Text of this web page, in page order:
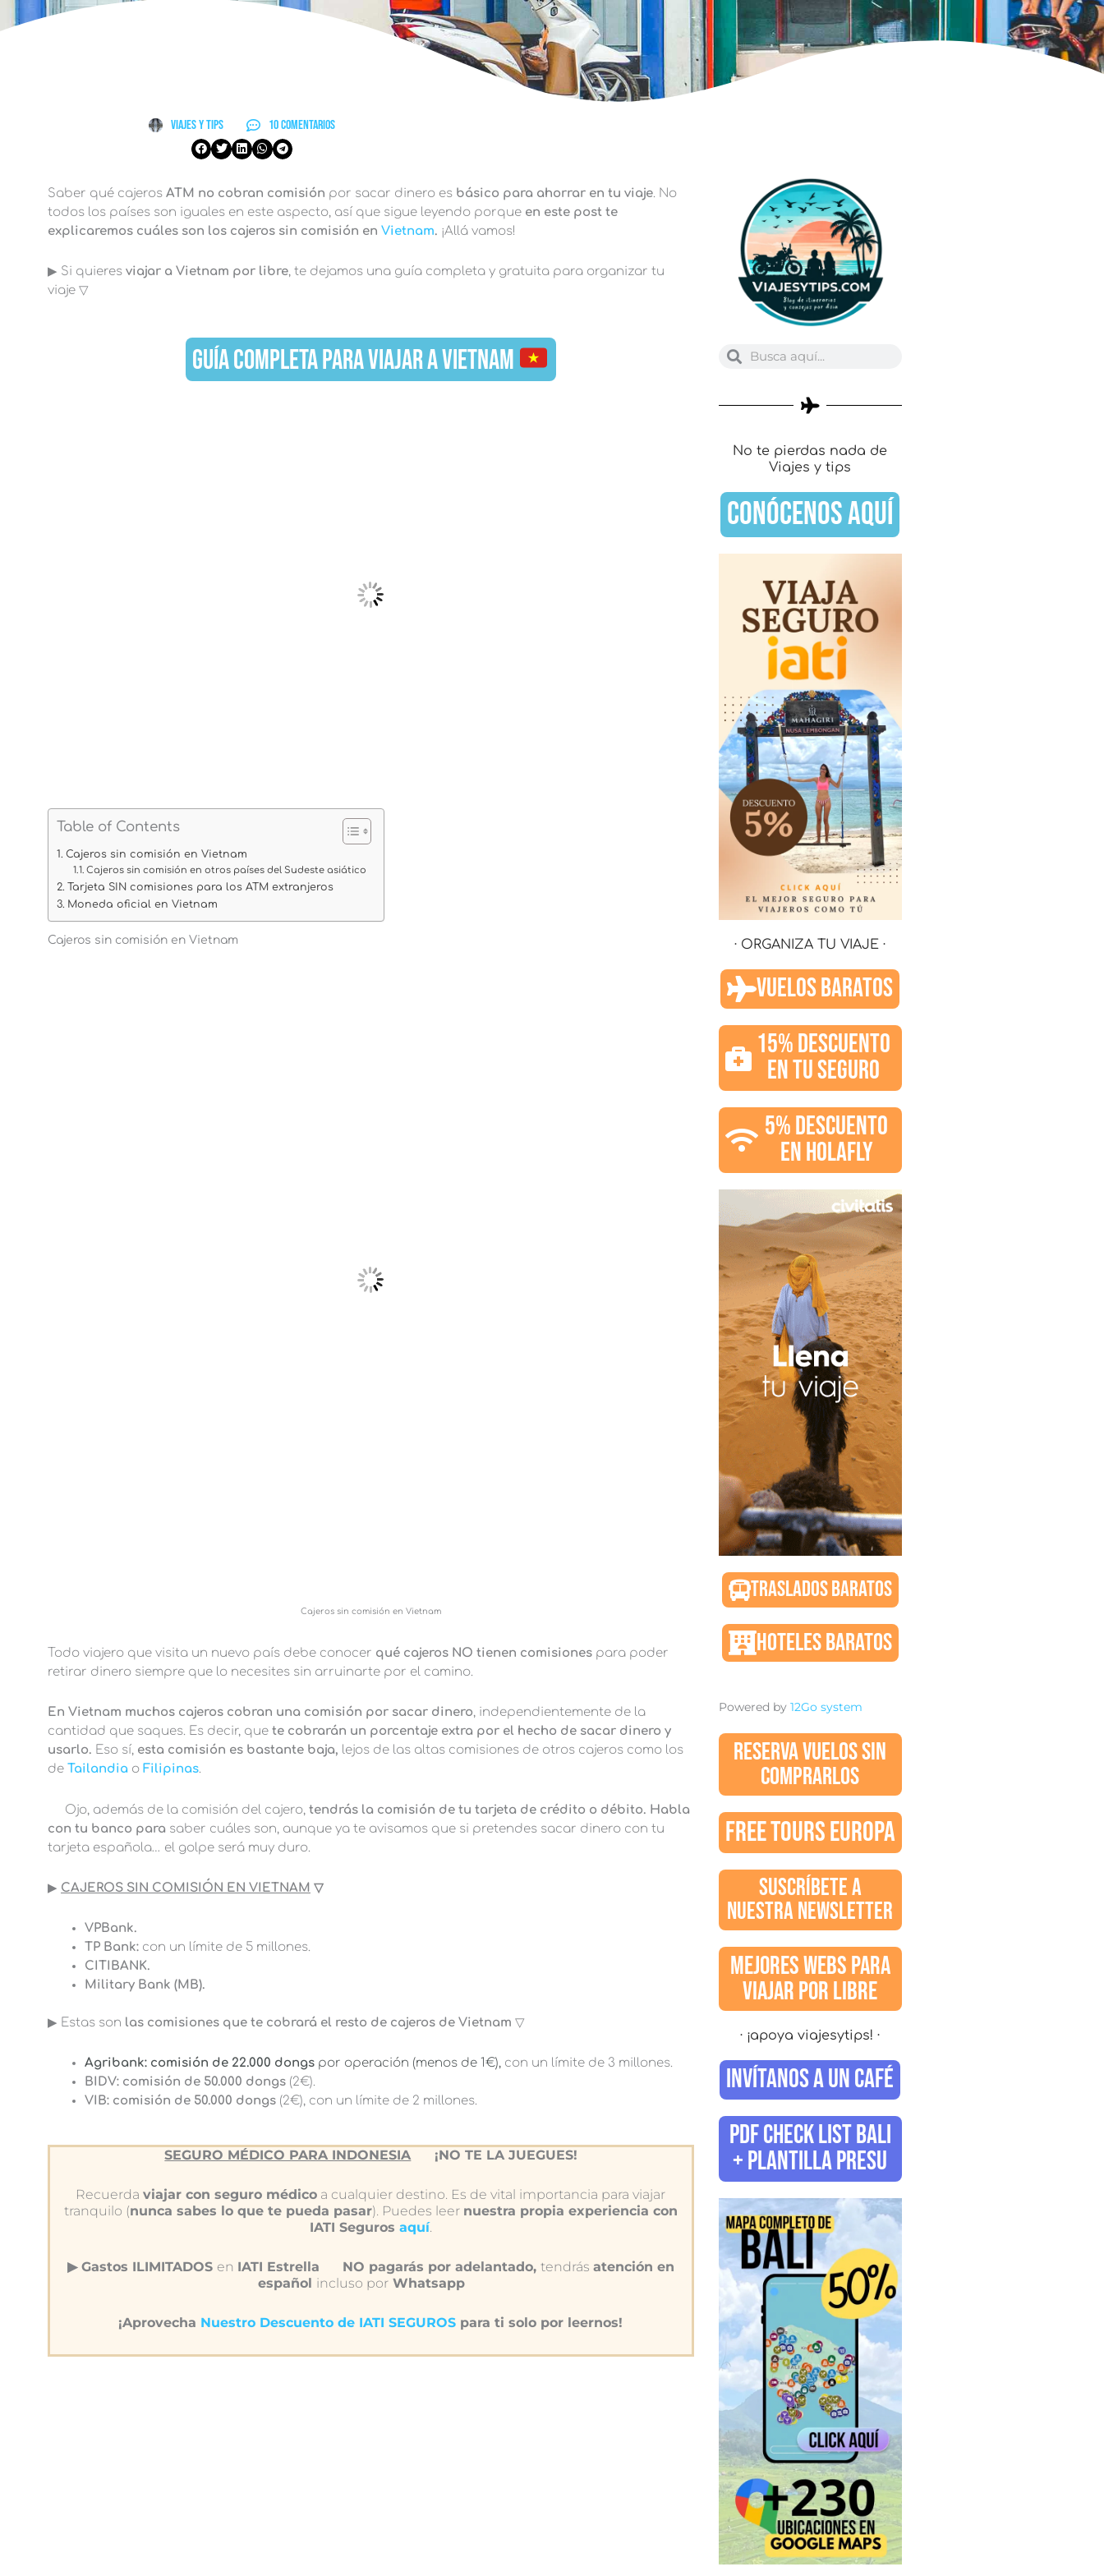
Viajes y Tips 10 comentarios
Saber qué cajerosATM no cobran comisión por sacar dinero es básico para ahorrar en tu viaje. No
todos los países son iguales en este aspecto, así que sigue leyendo porque en este post te
explicaremos cuáles son los cajeros sin comisión en Vietnam. ¡Allá vamos!
▶︎ Si quieres viajar a Vietnam por libre, te dejamos una guía completa y gratuita para organizar tu
viaje ▽
GUÍA COMPLETA PARA VIAJAR A VIETNAM
Table of Contents
Cajeros sin comisión en Vietnam
Cajeros sin comisión en otros países del Sudeste asiático
Tarjeta SIN comisiones para los ATM extranjeros
Moneda oficial en Vietnam
Cajeros sin comisión en Vietnam
Cajeros sin comisión en Vietnam
Todo viajero que visita un nuevo país debe conocer qué cajeros NO tienen comisionespara poder
retirar dinero siempre que lo necesites sin arruinarte por el camino.
En Vietnam muchos cajeros cobran una comisión por sacar dinero, independientemente de la
cantidad que saques. Es decir, que te cobrarán un porcentaje extra por el hecho de sacar dinero y
usarlo. Eso sí, esta comisión es bastante baja, lejos de las altas comisiones de otros cajeros como los
de Tailandiao Filipinas.
Ojo, además de la comisión del cajero, tendrás la comisión de tu tarjeta de crédito o débito. Habla
con tu banco para saber cuáles son, aunque ya te avisamos que si pretendes sacar dinero con tu
tarjeta española… el golpe será muy duro.
▶︎ CAJEROS SIN COMISIÓN EN VIETNAM ▽
VPBank.
TP Bank:con un límite de 5 millones.
CITIBANK.
Military Bank (MB).
▶︎ Estas son las comisiones que te cobrará el resto de cajeros de Vietnam ▽
Agribank: comisión de 22.000 dongs por operación (menos de 1€), con un límite de 3 millones.
BIDV: comisión de 50.000 dongs(2€).
VIB: comisión de 50.000 dongs (2€), con un límite de 2 millones.
SEGURO MÉDICO PARA INDONESIA ¡NO TE LA JUEGUES!
Recuerdaviajar con seguro médico a cualquier destino. Es de vital importancia para viajar
tranquilo (nunca sabes lo que te pueda pasar). Puedes leer nuestra propia experiencia con
IATI Seguros aquí.
▶︎ Gastos ILIMITADOS en IATI Estrella NO pagarás por adelantado, tendrás atención en
español incluso porWhatsapp
¡Aprovecha Nuestro Descuento de IATI SEGUROSpara ti solo por leernos!
BuscarBuscar
No te pierdas nada de
Viajes y tips
CONÓCENOS AQUÍ
· ORGANIZA TU VIAJE ·
VUELOS BARATOS
15% DESCUENTO
EN TU SEGURO
5% DESCUENTO
EN HOLAFLY
TRASLADOS BARATOS
HOTELES BARATOS
Powered by 12Go system
RESERVA VUELOS SIN
COMPRARLOS
FREE TOURS EUROPA
SUSCRÍBETE A
NUESTRA NEWSLETTER
MEJORES WEBS PARA
VIAJAR POR LIBRE
· ¡apoya viajesytips! ·
INVÍTANOS A UN CAFÉ
PDF CHECK LIST BALI
+ PLANTILLA PRESU